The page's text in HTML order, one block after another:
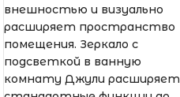
внешностью и визуально
расширяет пространство
помещения. Зеркало с
подсветкой в ванную
комнату Джули расширяет